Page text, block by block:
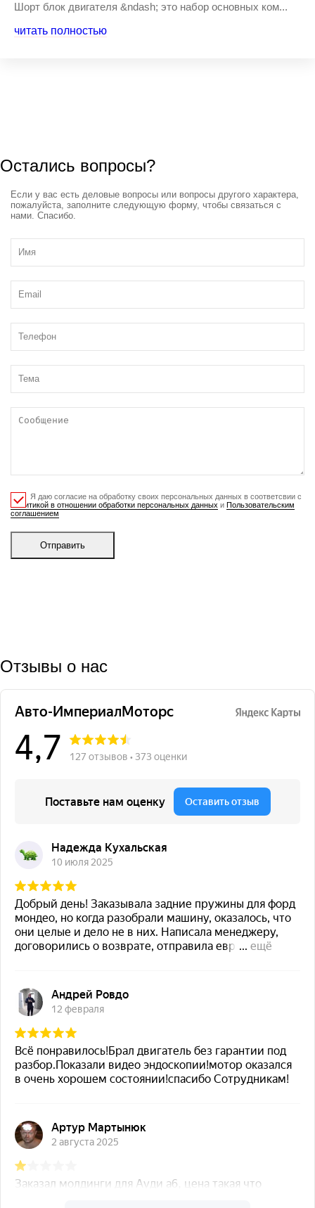
Шорт блок двигателя &ndash; это набор основных ком...
читать полностью
Остались вопросы?
Если у вас есть деловые вопросы или вопросы другого характера,
пожалуйста, заполните следующую форму, чтобы связаться с
нами. Спасибо.
Я даю согласие на обработку своих персональных данных в соответсвии с
Политикой в отношении обработки персональных данных и Пользовательским
соглашением
Отправить
Отзывы о нас